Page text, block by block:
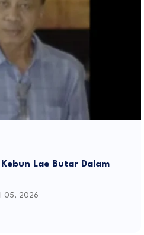
Lae Butar Dalam
05, 2026